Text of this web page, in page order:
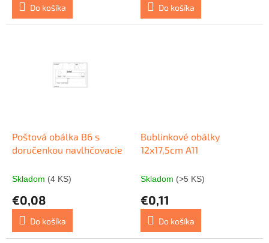
Do košíka Do košíka
Poštová obálka B6 s
doručenkou navlhčovacie
Skladom (4 KS)
€0,08
Do košíka
Bublinkové obálky
12x17,5cm A11
Skladom (>5 KS)
€0,11
Do košíka